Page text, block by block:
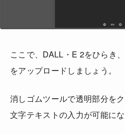
ここで、DALL・E 2をひらき
をアップロードしましょう。
消しゴムツールで透明部分を
文字テキストの入力が可能にな